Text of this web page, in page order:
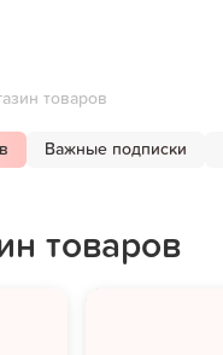
товаров
Важные подписки
товаров